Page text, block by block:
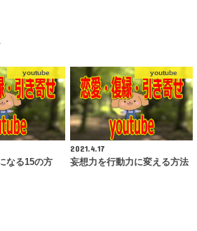
youtube
なる15の方
youtube
2021.4.17
妄想力を行動力に変える方法